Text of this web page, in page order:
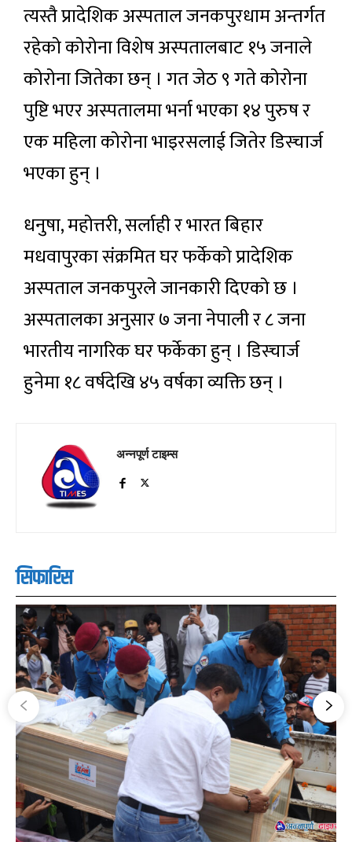
त्यस्तै प्रादेशिक अस्पताल जनकपुरधाम अन्तर्गत
रहेको कोरोना विशेष अस्पतालबाट १५ जनाले
कोरोना जितेका छन् । गत जेठ ९ गते कोरोना
पुष्टि भएर अस्पतालमा भर्ना भएका १४ पुरुष र
एक महिला कोरोना भाइरसलाई जितेर डिस्चार्ज
भएका हुन् ।
धनुषा, महोत्तरी, सर्लाही र भारत बिहार
मधवापुरका संक्रमित घर फर्केको प्रादेशिक
अस्पताल जनकपुरले जानकारी दिएको छ ।
अस्पतालका अनुसार ७ जना नेपाली र ८ जना
भारतीय नागरिक घर फर्केका हुन् । डिस्चार्ज
हुनेमा १८ वर्षदेखि ४५ वर्षका व्यक्ति छन् ।
अन्नपूर्ण टाइम्स
सिफारिस